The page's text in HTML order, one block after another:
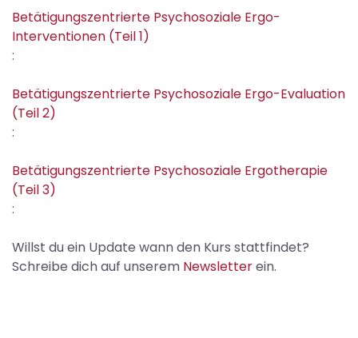
Betätigungszentrierte Psychosoziale Ergo-
Interventionen (Teil 1)
:
Betätigungszentrierte Psychosoziale Ergo-Evaluation
(Teil 2)
:
Betätigungszentrierte Psychosoziale Ergotherapie
(Teil 3)
:
Willst du ein Update wann den Kurs stattfindet?
Schreibe dich auf unserem Newsletterein.